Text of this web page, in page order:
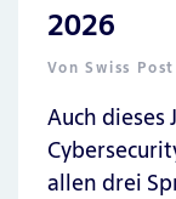
2026
VonSwiss
Auch dieses
allen drei